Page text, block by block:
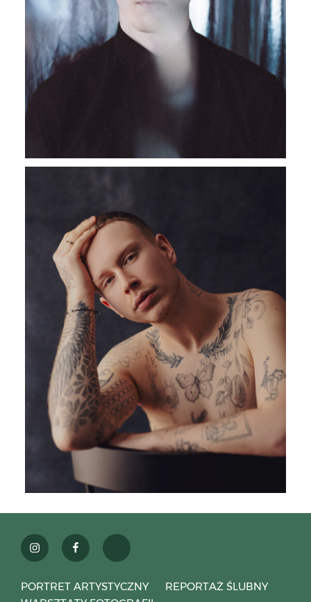
instagramfacebook weselezklasa
PORTRET ARTYSTYCZNY
REPORTAŻ ŚLUBNY